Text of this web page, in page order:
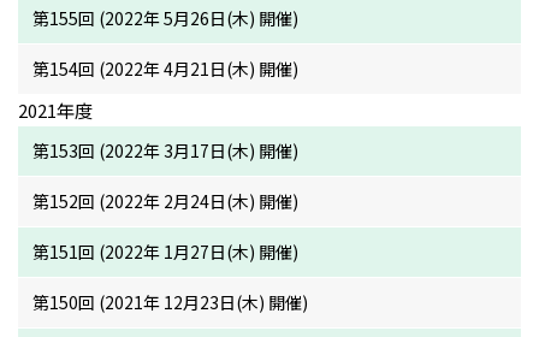
第155回 (2022年 5月26日(木) 開催)
第154回 (2022年 4月21日(木) 開催)
2021年度
第153回 (2022年 3月17日(木) 開催)
第152回 (2022年 2月24日(木) 開催)
第151回 (2022年 1月27日(木) 開催)
第150回 (2021年 12月23日(木) 開催)